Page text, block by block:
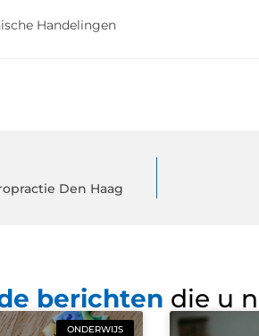
Handelingen
Den Haag
berichten die u
ONDERWIJS